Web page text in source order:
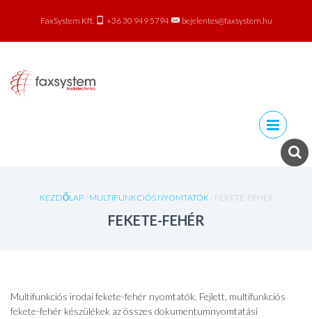
FaxSystem Kft. +36 30 949 5794 bejelentes@faxsystem.hu
Skip to
content
KEZDŐLAP/ MULTIFUNKCIÓS NYOMTATÓK/ FEKETE-FEHÉR
FEKETE-FEHÉR
Multifunkciós irodai fekete-fehér nyomtatók. Fejlett, multifunkciós
fekete-fehér készülékek az összes dokumentumnyomtatási